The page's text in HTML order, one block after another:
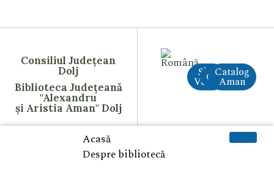
Consiliul Județean
Dolj
Biblioteca Județeană
"Alexandru
și Aristia Aman" Dolj
Site
VechiCreAI
Catalog
Aman
Acasă
Despre bibliotecă